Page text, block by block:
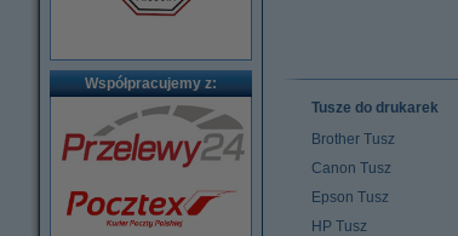
Współpracujemy z:
Tusze do drukarek
Brother Tusz
Canon Tusz
Epson Tusz
HP Tusz